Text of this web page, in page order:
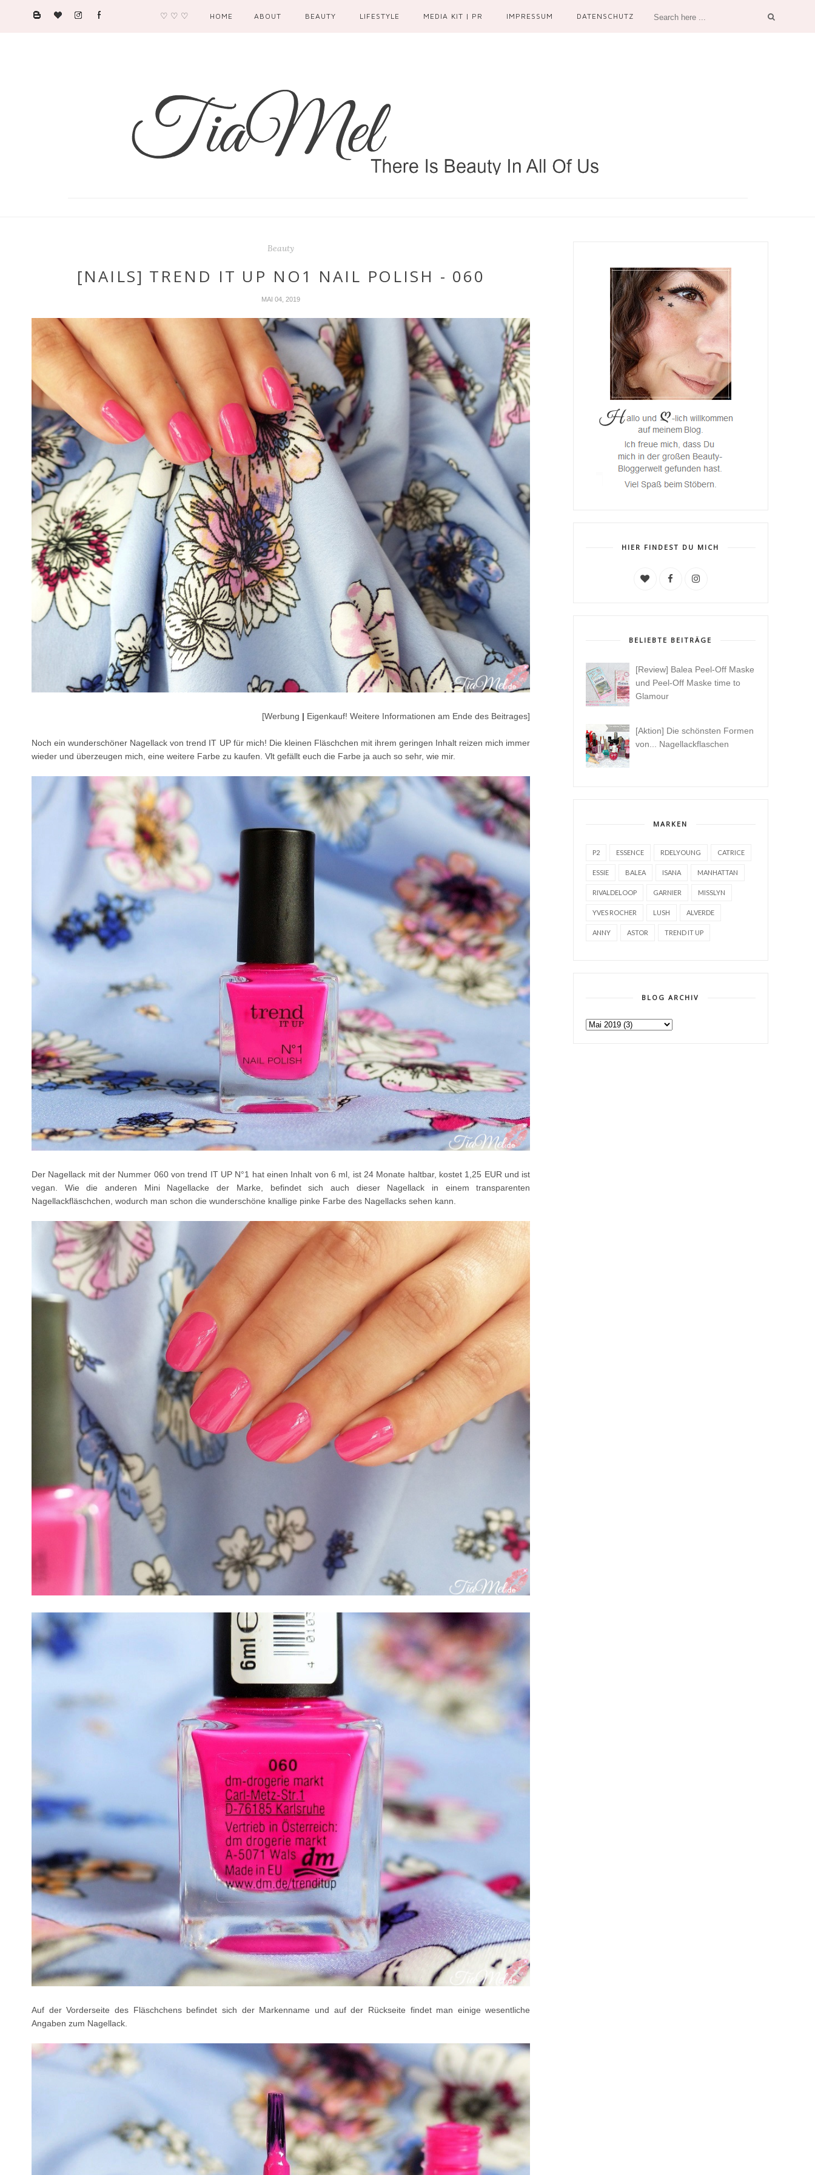
♡ ♡ ♡ HOME ABOUT BEAUTY LIFESTYLE MEDIA KIT | PR IMPRESSUM DATENSCHUTZ
Beauty
[NAILS] TREND IT UP NO1 NAIL POLISH - 060
MAI 04, 2019
[Werbung | Eigenkauf! Weitere Informationen am Ende des Beitrages]
Noch ein wunderschöner Nagellack von trend IT UP für mich! Die kleinen Fläschchen mit ihrem geringen Inhalt reizen mich immer
wieder und überzeugen mich, eine weitere Farbe zu kaufen. Vlt gefällt euch die Farbe ja auch so sehr, wie mir.
Der Nagellack mit der Nummer 060 von trend IT UP N°1 hat einen Inhalt von 6 ml, ist 24 Monate haltbar, kostet 1,25 EUR und ist
vegan. Wie die anderen Mini Nagellacke der Marke, befindet sich auch dieser Nagellack in einem transparenten
Nagellackfläschchen, wodurch man schon die wunderschöne knallige pinke Farbe des Nagellacks sehen kann.
Auf der Vorderseite des Fläschchens befindet sich der Markenname und auf der Rückseite findet man einige wesentliche
Angaben zum Nagellack.
HIER FINDEST DU MICH
BELIEBTE BEITRÄGE
[Review] Balea Peel-Off Maske
und Peel-Off Maske time to
Glamour
[Aktion] Die schönsten Formen
von... Nagellackflaschen
MARKEN
P2 ESSENCE RDELYOUNG CATRICE
ESSIE BALEA ISANA MANHATTAN
RIVALDELOOP GARNIER MISSLYN
YVES ROCHER LUSH ALVERDE
ANNY ASTOR TREND IT UP
BLOG ARCHIV